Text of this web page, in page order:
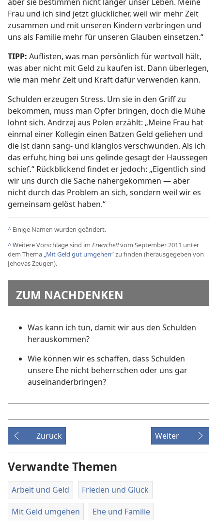
Frau und ich sind jetzt glücklicher, weil wir mehr Zeit
zusammen und mit unseren Kindern verbringen und
uns als Familie mehr für unseren Glauben einsetzen.“
TIPP: Auflisten, was man persönlich für wertvoll hält,
was aber nicht mit Geld zu kaufen ist. Dann überlegen,
wie man mehr Zeit und Kraft dafür verwenden kann.
Schulden erzeugen Stress. Um sie in den Griff zu
bekommen, muss man Opfer bringen, doch die Mühe
lohnt sich. Andrzej aus Polen erzählt: „Meine Frau hat
einmal einer Kollegin einen Batzen Geld geliehen und
die ist dann sang- und klanglos verschwunden. Als ich
das erfuhr, hing bei uns gelinde gesagt der Haussegen
schief.“ Rückblickend findet er jedoch: „Eigentlich sind
wir uns durch die Sache nähergekommen — aber
nicht durch das Problem an sich, sondern weil wir es
gemeinsam gelöst haben.“
^ Einige Namen wurden geändert.
^Weitere Vorschläge sind im Erwachet!vom September 2011 unter
dem Thema „Mit Geld gut umgehen“zu finden (herausgegeben von
Jehovas Zeugen).
ZUM NACHDENKEN
Was kann ich tun, damit wir aus den Schulden
herauskommen?
Wie können wir es schaffen, dass Schulden
unsere Ehe nicht beherrschen oder uns gar
auseinanderbringen?
Zurück Weiter
Verwandte Themen
Arbeit und Geld Frieden und Glück
Mit Geld umgehen Ehe und Familie